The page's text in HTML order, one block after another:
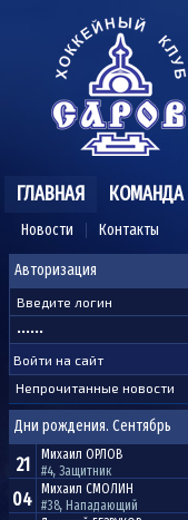
ГЛАВНАЯ
Новости Контакты
КОМАНДА
Авторизация
Непрочитанные новости
Дни рождения. Сентябрь
21 Михаил ОРЛОВ
#4, Защитник
04 Михаил СМОЛИН
#38, Нападающий